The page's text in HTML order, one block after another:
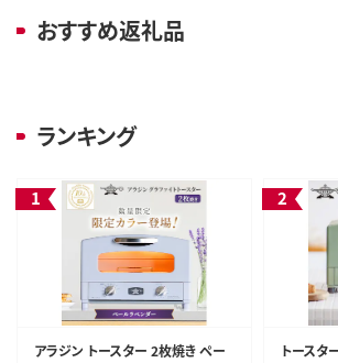
おすすめ返礼品
ランキング
アラジン トースター 2枚焼き ペー
トースタ